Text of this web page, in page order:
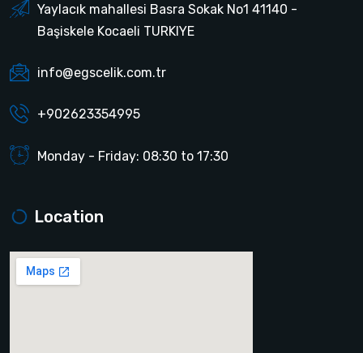
Yaylacık mahallesi Basra Sokak No1 41140 -
Başiskele Kocaeli TURKIYE
info@egscelik.com.tr
+902623354995
Monday - Friday: 08:30 to 17:30
Location